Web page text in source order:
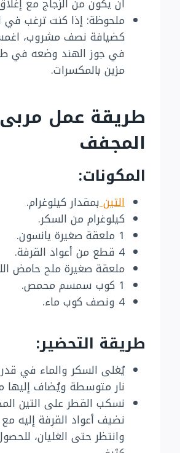
ملحوظة: إذا كنت ترغب في
كضيافة نصف مشروب،
في جوز الهند وضعه في
مزين بالمكسرات.
طريقة عمل مربى
المجفف
المكونات:
التينبمقدار كيلوغرام.
كيلوغرام من السكر.
1 ملعقة صغيرة يانسون.
4 قطع من أعواد القرفة.
ملعقة صغيرة ملح حامض
1 كوب سمسم محمص.
4 ونصف كوب ماء.
طريقة التحضير:
يُغلى السكر والماء في
نار متوسطة ويُضاف إليها
نسكب القطر على التين
نضيف أعواد القرفة إليه مع
وانتظر حتى الغليان،